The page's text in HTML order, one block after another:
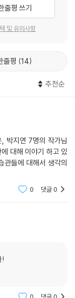
새롭게 원하는 방향
. 그것만이 당신 삶을
다. 그중에서도 남에
것으로 만들자.
간을 잘 쓸지 고민한
없는 습관을 갖게
어느 순간 눈부시게
맛을 택하며 살아갈
것이 식습관 변화의
줄평 쓰기
및 유의사항
줄평 14
추천순
박지연 7명의 작가님
대해 이야기 하고 있
관들에 대해서 생각의
0 댓글0
!